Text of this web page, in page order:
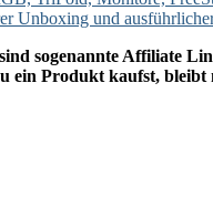
Unboxing und
sogenannte Affiliate
ein Produkt kaufst,